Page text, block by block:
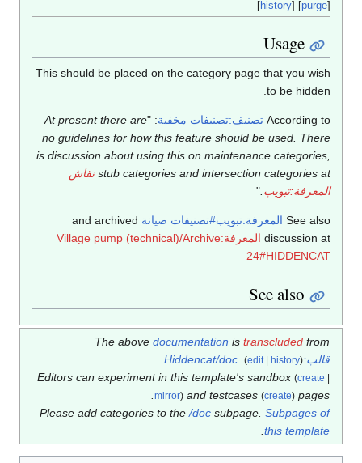
[history] [purge]
Usage
This should be placed on the category page that you wish
to be hidden.
According to تصنيف:تصنيفات مخفية: "
At present there are
no guidelines for how this feature should be used. There
is discussion about using this on maintenance categories,
stub categories and intersection categories at نقاش
المعرفة:تبويب "
See also المعرفة:تبويب#تصنيفات صيانة and archived
discussion at
المعرفة:Village pump (technical)/Archive
24#HIDDENCAT
See also
The abovedocumentation istranscluded from
قالب:Hiddencat/doc
.(edit |history)
Editors can experiment in this template's sandbox(create |
mirror) and testcases(create) pages.
Please add categories to the/doc subpage.Subpages of
this template
.